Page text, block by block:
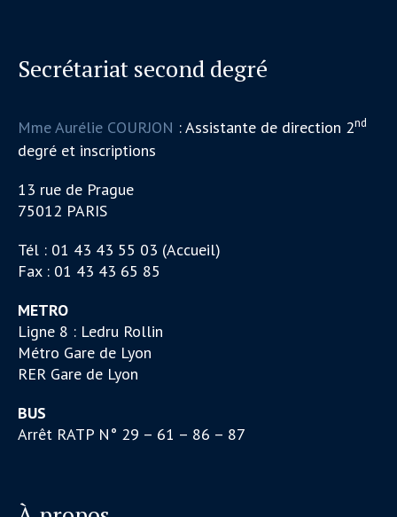
Secrétariat second degré
Mme Aurélie COURJON : Assistante de direction 2nd
degré et inscriptions
13 rue de Prague
75012 PARIS
Tél : 01 43 43 55 03 (Accueil)
Fax : 01 43 43 65 85
METRO
Ligne 8 : Ledru Rollin
Métro Gare de Lyon
RER Gare de Lyon
BUS
Arrêt RATP N° 29 – 61 – 86 – 87